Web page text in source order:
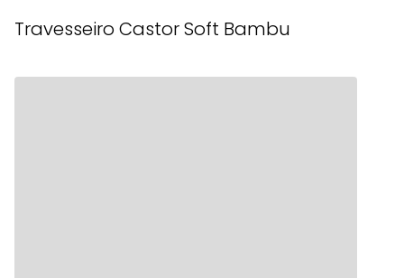
Travesseiro Castor Soft Bambu